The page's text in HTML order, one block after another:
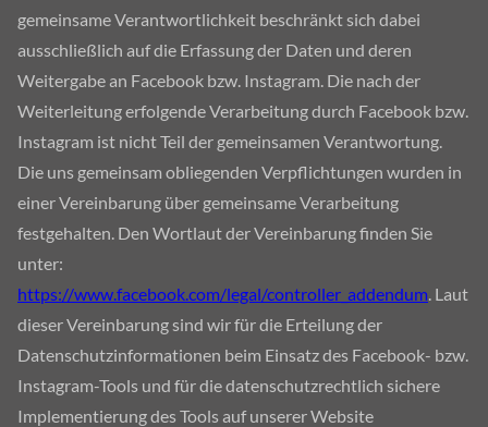
gemeinsame Verantwortlichkeit beschränkt sich dabei
ausschließlich auf die Erfassung der Daten und deren
Weitergabe an Facebook bzw. Instagram. Die nach der
Weiterleitung erfolgende Verarbeitung durch Facebook bzw.
Instagram ist nicht Teil der gemeinsamen Verantwortung.
Die uns gemeinsam obliegenden Verpflichtungen wurden in
einer Vereinbarung über gemeinsame Verarbeitung
festgehalten. Den Wortlaut der Vereinbarung finden Sie
unter:
https://www.facebook.com/legal/controller_addendum. Laut
dieser Vereinbarung sind wir für die Erteilung der
Datenschutzinformationen beim Einsatz des Facebook- bzw.
Instagram-Tools und für die datenschutzrechtlich sichere
Implementierung des Tools auf unserer Website